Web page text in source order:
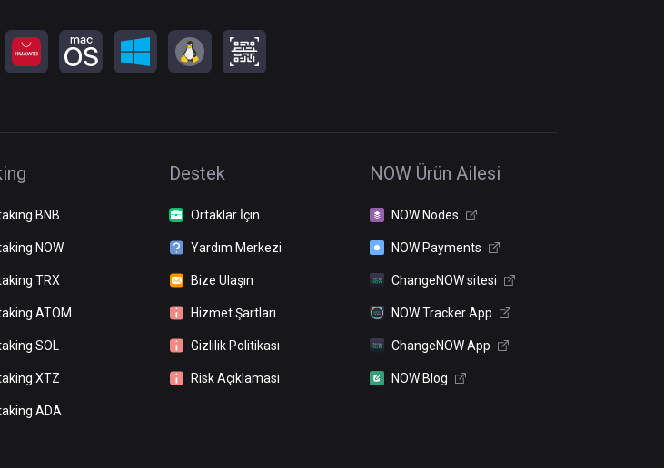
BNB
NOW
TRX
ATOM
SOL
XTZ
ADA
Destek
Ortaklar İçin
Yardım Merkezi
Bize Ulaşın
Hizmet Şartları
Gizlilik Politikası
Risk Açıklaması
NOW Ürün Ailesi
NOW Nodes
NOW Payments
ChangeNOW sitesi
NOW Tracker App
ChangeNOW App
NOW Blog